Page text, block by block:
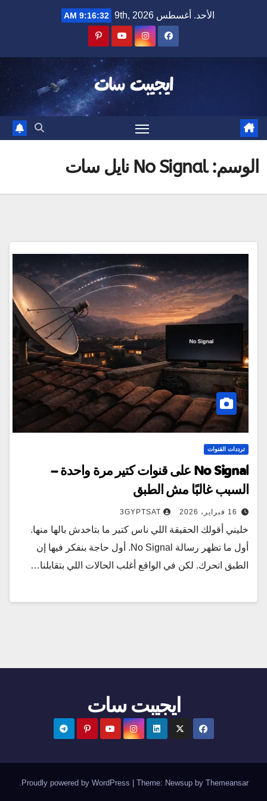
الأحد. أغسطس 9th, 2026 9:16:33 AM
ايجيبت سات
الوسم:No Signal نايل سات
ترددات القنوات
No Signal على قنوات كتير مرة واحدة –
السبب غالبًا مش الطبق
16 فبراير، 2026 3GYPTSAT
خليني أقولك الحقيقة اللي ناس كتير ما بتاخدش بالها منها.
أول ما تظهر رسالة No Signal. أول حاجة بنفكر فيها إن
الطبق اتحرك. لكن في الواقع أغلب الحالات اللي بتقابلنا…
ايجيبت سات
Proudly powered by WordPress Theme: Newsupby Themeansar